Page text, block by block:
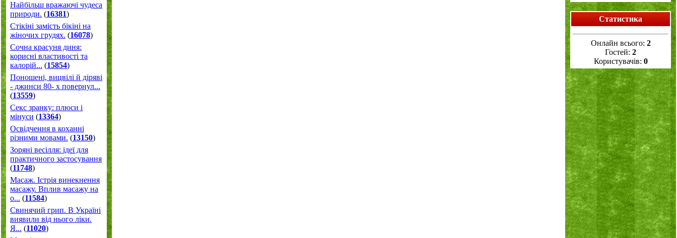
Найбільш вражаючі чудеса
природи. (16381)
Стікіні замість бікіні на
жіночих грудях. (16078)
Сочна красуня диня:
корисні властивості та
калорій... (15854)
Поношені, вицвілі й діряві
- джинси 80- х повернул...
(13559)
Секс зранку: плюси і
мінуси (13364)
Освідчення в коханні
різними мовами. (13150)
Зоряні весілля: ідеї для
практичного застосування
(11748)
Масаж. Істрія винекнення
масажу. Вплив масажу на
о... (11584)
Свинячий грип. В Україні
виявили від нього ліки.
Я... (11020)
Статистика
Онлайн всього: 2
Гостей: 2
Користувачів: 0